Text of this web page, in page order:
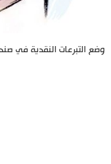
وضع التبرعات النقدية في